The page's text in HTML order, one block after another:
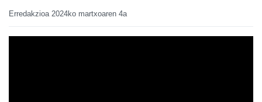
Erredakzioa 2024ko martxoaren 4a